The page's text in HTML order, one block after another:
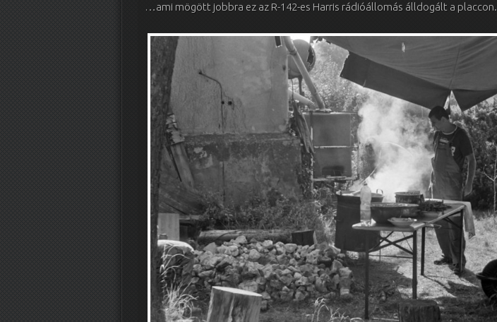
…ami mögött jobbra ez az R-142-es Harris rádióállomás álldogált a placcon.